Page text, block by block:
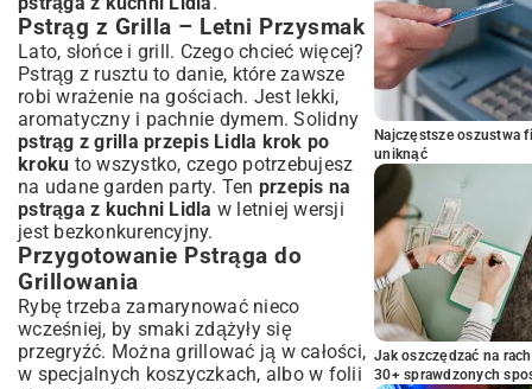
Pstrąg z Grilla – Letni Przysmak
Lato, słońce i grill. Czego chcieć więcej?
Pstrąg z rusztu to danie, które zawsze
robi wrażenie na gościach. Jest lekki,
aromatyczny i pachnie dymem. Solidny
pstrąg z grilla przepis Lidla krok po
kroku to wszystko, czego potrzebujesz
na udane garden party. Ten przepis na
pstrąga z kuchni Lidla w letniej wersji
jest bezkonkurencyjny.
Przygotowanie Pstrąga do
Grillowania
Rybę trzeba zamarynować nieco
wcześniej, by smaki zdążyły się
przegryźć. Można grillować ją w całości,
w specjalnych koszyczkach, albo w folii
Najczęstsze oszustwa
uniknąć
Jak oszczędzać na
30+ sprawdzonych